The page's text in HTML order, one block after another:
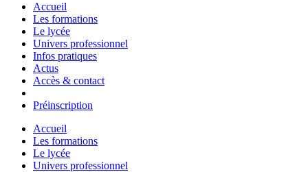
Accueil
Les formations
Le lycée
Univers professionnel
Infos pratiques
Actus
Accès & contact
Préinscription
Accueil
Les formations
Le lycée
Univers professionnel